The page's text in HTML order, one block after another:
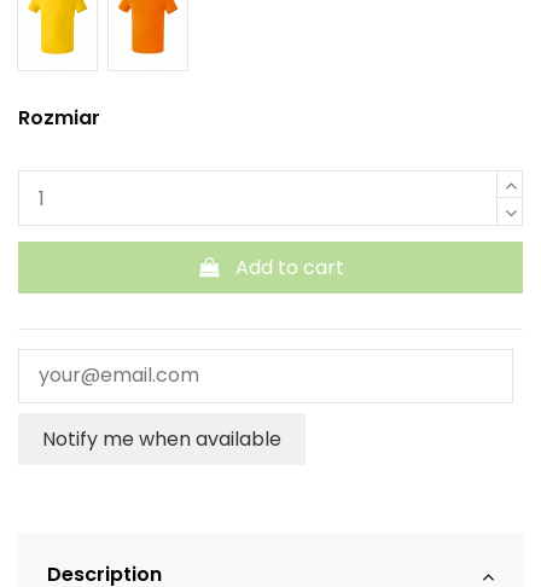
Rozmiar
Add to cart
Notify me when available
Description